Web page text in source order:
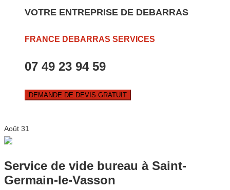
VOTRE ENTREPRISE DE DEBARRAS
FRANCE DEBARRAS SERVICES
07 49 23 94 59
DEMANDE DE DEVIS GRATUIT
Août 31
Service de vide bureau à Saint-
Germain-le-Vasson